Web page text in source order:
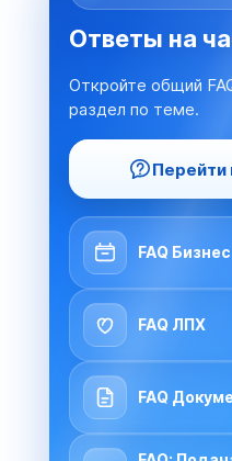
Ответы на
Откройте общий
раздел по теме.
Перейти
FAQ Бизнес
FAQ ЛПХ
FAQ